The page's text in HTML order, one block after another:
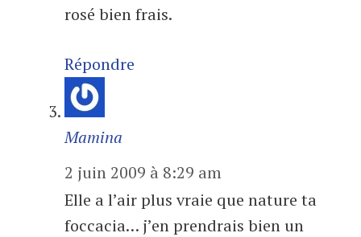
rosé bien frais.
Répondre
Mamina
2 juin 2009 à 8:29 am
Elle a l’air plus vraie que nature ta
foccacia… j’en prendrais bien un